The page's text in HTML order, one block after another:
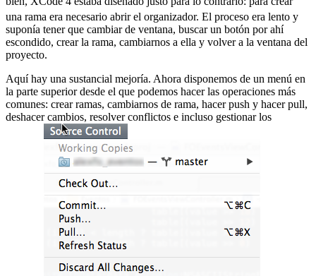
una rama era necesario abrir el organizador. El proceso era lento y
suponía tener que cambiar de ventana, buscar un botón por ahí
escondido, crear la rama, cambiarnos a ella y volver a la ventana del
proyecto.
Aquí hay una sustancial mejoría. Ahora disponemos de un menú en
la parte superior desde el que podemos hacer las operaciones más
comunes: crear ramas, cambiarnos de rama, hacer push y hacer pull,
deshacer cambios, resolver conflictos e incluso gestionar los